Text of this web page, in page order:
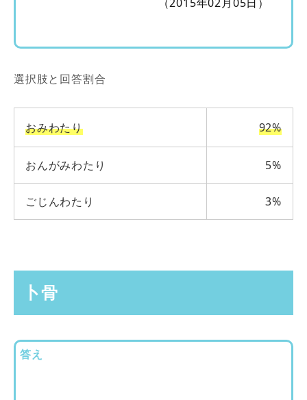
選択肢と回答割合
おみわたり 92%
おんがみわたり 5%
ごじんわたり 3%
卜骨
答え